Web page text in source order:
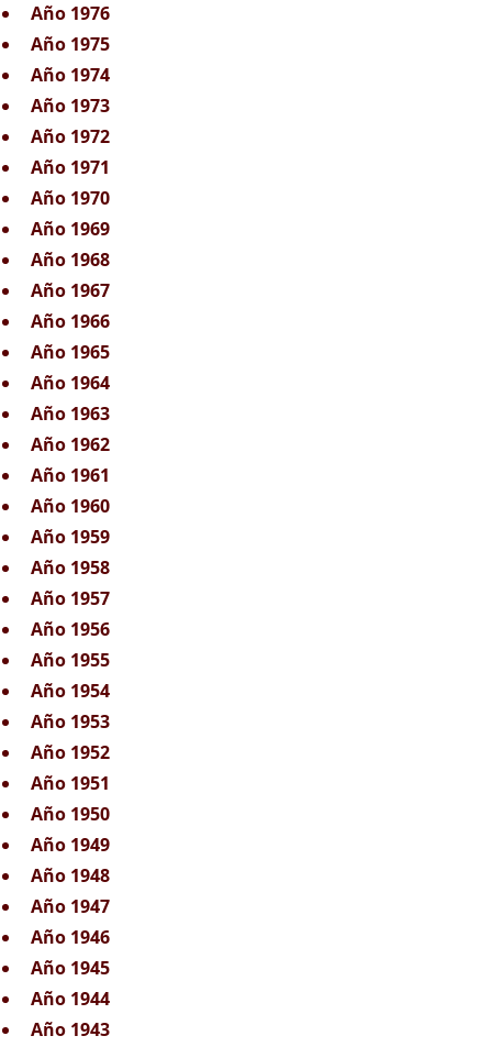
Año 1976
Año 1975
Año 1974
Año 1973
Año 1972
Año 1971
Año 1970
Año 1969
Año 1968
Año 1967
Año 1966
Año 1965
Año 1964
Año 1963
Año 1962
Año 1961
Año 1960
Año 1959
Año 1958
Año 1957
Año 1956
Año 1955
Año 1954
Año 1953
Año 1952
Año 1951
Año 1950
Año 1949
Año 1948
Año 1947
Año 1946
Año 1945
Año 1944
Año 1943